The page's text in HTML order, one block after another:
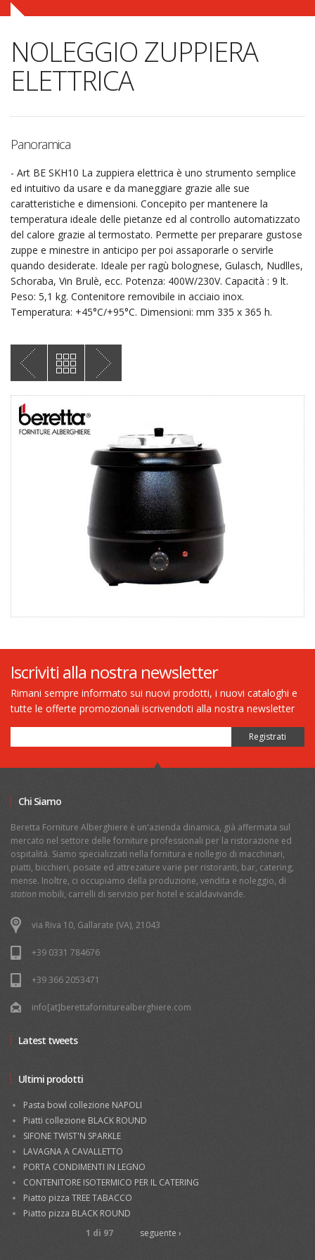
NOLEGGIO ZUPPIERA
ELETTRICA
Panoramica
- Art BE SKH10 La zuppiera elettrica è uno strumento semplice
ed intuitivo da usare e da maneggiare grazie alle sue
caratteristiche e dimensioni. Concepito per mantenere la
temperatura ideale delle pietanze ed al controllo automatizzato
del calore grazie al termostato. Permette per preparare gustose
zuppe e minestre in anticipo per poi assaporarle o servirle
quando desiderate. Ideale per ragù bolognese, Gulasch, Nudlles,
Schoraba, Vin Brulè, ecc. Potenza: 400W/230V. Capacità : 9 lt.
Peso: 5,1 kg. Contenitore removibile in acciaio inox.
Temperatura: +45°C/+95°C. Dimensioni: mm 335 x 365 h.
Iscriviti alla nostra newsletter
Rimani sempre informato sui nuovi prodotti, i nuovi cataloghi e
tutte le offerte promozionali iscrivendoti alla nostra newsletter
Chi Siamo
Beretta Forniture Alberghiere è un'azienda dinamica, già affermata sul
mercato nel settore delle forniture professionali per la ristorazione ed
ospitalità. Siamo specializzati nella fornitura e nollegio di macchinari,
piatti, bicchieri, posate ed attrezature varie per ristoranti, bar, catering,
mense. Inoltre, ci occupiamo della produzione, vendita e noleggio, di
station mobili, carrelli di servizio per hotel e scaldavivande.
via Riva 10, Gallarate (VA), 21043
+39 0331 784676
+39 366 2053471
info[at]berettaforniturealberghiere.com
Latest tweets
Ultimi prodotti
Pasta bowl collezione NAPOLI
Piatti collezione BLACK ROUND
SIFONE TWIST'N SPARKLE
LAVAGNA A CAVALLETTO
PORTA CONDIMENTI IN LEGNO
CONTENITORE ISOTERMICO PER IL CATERING
Piatto pizza TREE TABACCO
Piatto pizza BLACK ROUND
1 di 97
seguente ›